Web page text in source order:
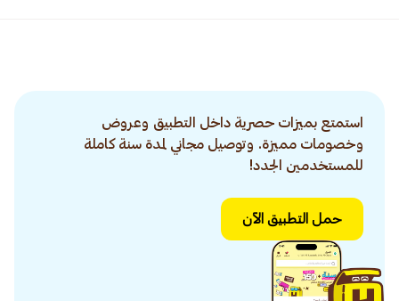
استمتع بميزات حصرية داخل التطبيق وعروض
وخصومات مميزة. وتوصيل مجاني لمدة سنة كاملة
للمستخدمين الجدد!
حمل التطبيق الآن